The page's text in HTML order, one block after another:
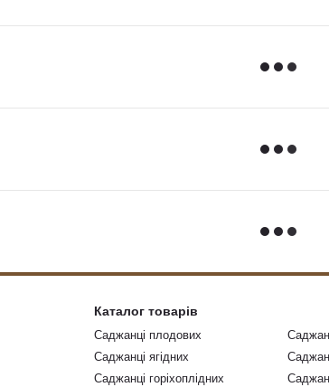
Каталог товарів
Саджанці плодових
Саджанці ягідних
Саджанці горіхоплідних